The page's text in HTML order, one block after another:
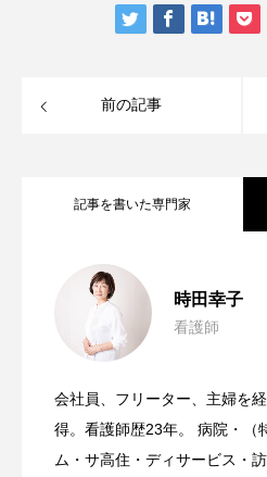
前の記事
記事を書いた専門家
時田幸子
看護師
会社員、フリーター、主婦を
得。看護師歴23年。 病院・（
ム・サ高住・ディサービス・
2026.08.05
2026.07.15
く技術」だけで
2026.06.08 ヒヤリハット報